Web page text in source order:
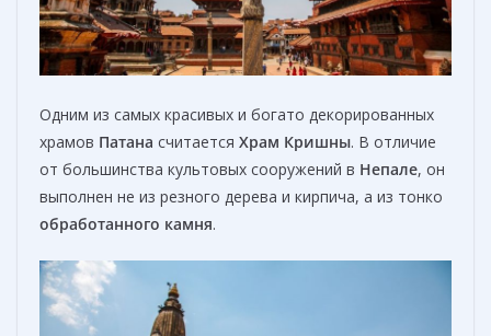
Одним из самых красивых и богато декорированных
храмов Патана считается Храм Кришны. В отличие
от большинства культовых сооружений в Непале, он
выполнен не из резного дерева и кирпича, а из тонко
обработанного камня.